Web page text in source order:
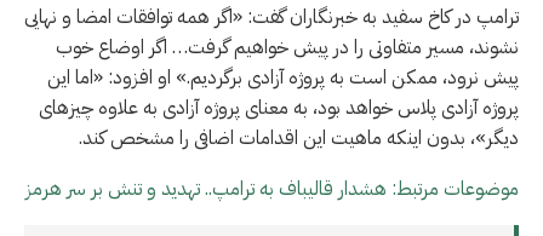
ترامپ در کاخ سفید به خبرنگاران گفت: «اگر همه توافقات امضا و نهایی
نشوند، مسیر متفاوتی را در پیش خواهیم گرفت… اگر اوضاع خوب
پیش نرود، ممکن است به پروژه آزادی برگردیم.» او افزود: «اما این
پروژه آزادی پلاس خواهد بود، به معنای پروژه آزادی به علاوه چیزهای
دیگر»، بدون اینکه ماهیت این اقدامات اضافی را مشخص کند.
موضوعات مرتبط: هشدار قالیباف به ترامپ.. تهدید و تنش بر سر هرمز